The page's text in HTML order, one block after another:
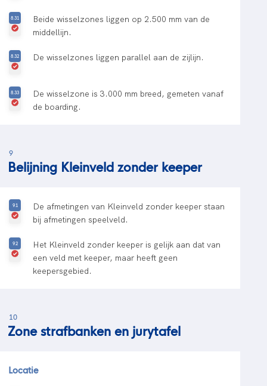
Beide wisselzones liggen op 2.500 mm van de
middellijn.
De wisselzones liggen parallel aan de zijlijn.
De wisselzone is 3.000 mm breed, gemeten vanaf
de boarding.
9
Belijning Kleinveld zonder keeper
De afmetingen van Kleinveld zonder keeper staan
bij afmetingen speelveld.
Het Kleinveld zonder keeper is gelijk aan dat van
een veld met keeper, maar heeft geen
keepersgebied.
10
Zone strafbanken en jurytafel
Locatie